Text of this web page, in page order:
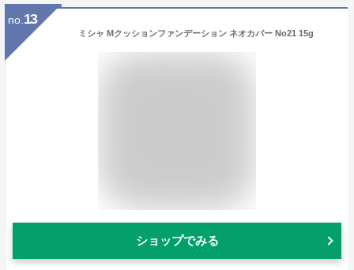
no. 13
ミシャ Mクッションファンデーション ネオカバー No21 15g
ショップでみる